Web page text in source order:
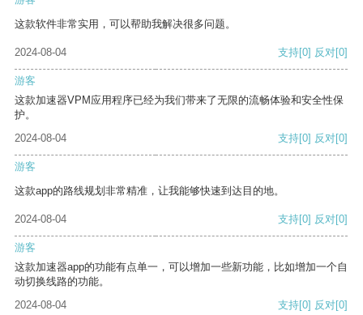
这款软件非常实用，可以帮助我解决很多问题。
2024-08-04 支持[0] 反对[0]
游客
这款加速器VPM应用程序已经为我们带来了无限的流畅体验和安全性保
护。
2024-08-04
支持[0] 反对[0]
游客
这款app的路线规划非常精准，让我能够快速到达目的地。
2024-08-04 支持[0] 反对[0]
游客
这款加速器app的功能有点单一，可以增加一些新功能，比如增加一个自
动切换线路的功能。
2024-08-04
支持[0] 反对[0]